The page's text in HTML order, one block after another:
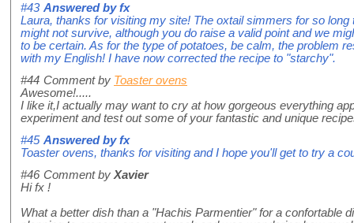
#43 Answered byfx
Laura, thanks for visiting my site! The oxtail simmers for so
might not survive, although you do raise a valid point and we
to be certain. As for the type of potatoes, be calm, the problem
with my English! I have now corrected the recipe to "starchy".
#44 Comment by Toaster ovens
Awesome!.....
I like it,I actually may want to cry at how gorgeous everything
experiment and test out some of your fantastic and unique
#45 Answered byfx
Toaster ovens, thanks for visiting and I hope you'll get to try a
#46 Comment by Xavier
Hi fx !
What a better dish than a "Hachis Parmentier" for a confortable